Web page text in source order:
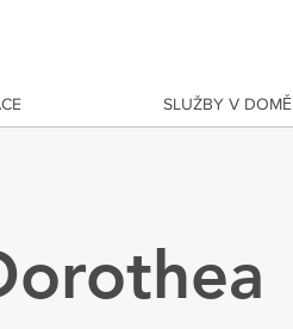
SLUŽBY V DOMĚ